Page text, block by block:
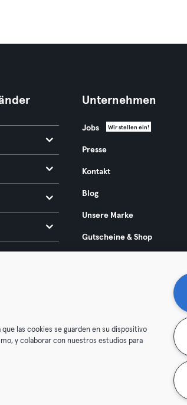
Unternehmen
Jobs Wir stellen ein!
Presse
Kontakt
Blog
Unsere Marke
Gutscheine & Shop
Vertrag hier kündigen
las cookies se guarden en su dispositivo
y colaborar con nuestros estudios para